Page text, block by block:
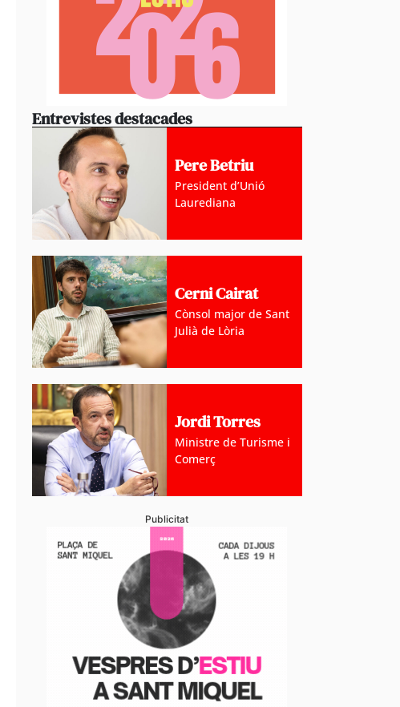
Entrevistes destacades
Pere Betriu
President d’Unió
Laurediana
Cerni Cairat
Cònsol major de Sant
Julià de Lòria
Jordi Torres
Ministre de Turisme i
Comerç
Publicitat